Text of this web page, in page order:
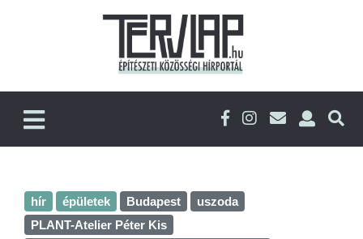
hír épületek Budapest
uszoda
PLANT-Atelier Péter Kis